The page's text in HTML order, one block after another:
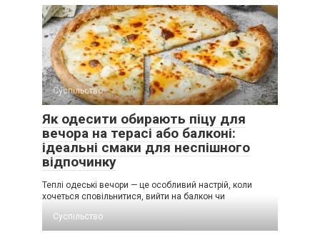
Суспільство
Як одесити обирають піцу для
вечора на терасі або балконі:
ідеальні смаки для неспішного
відпочинку
Теплі одеські вечори — це особливий настрій, коли
хочеться сповільнитися, вийти на балкон чи
Суспільство